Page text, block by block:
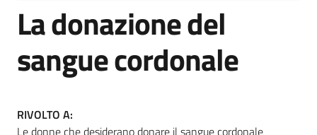
Servizi
Centri
famiglie
La donazione del
sangue cordonale
RIVOLTO A:
Le donne che desiderano donare il sangue cordonale